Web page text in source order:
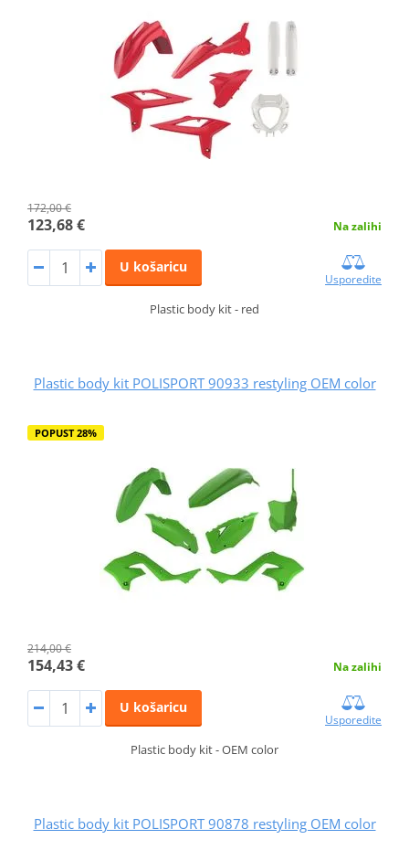
172,00 €
123,68 € Na zalihi
U košaricu
Usporedite
Plastic body kit - red
Plastic body kit POLISPORT 90933 restyling OEM color
POPUST 28%
214,00 €
154,43 € Na zalihi
U košaricu
Usporedite
Plastic body kit - OEM color
Plastic body kit POLISPORT 90878 restyling OEM color